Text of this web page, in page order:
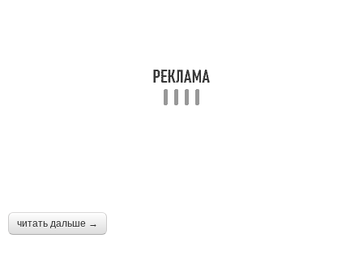
читать дальше →